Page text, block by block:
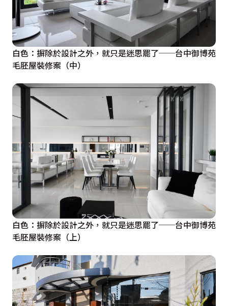
白色：摒除於設計之外，就只是迷思罷了──台中御博苑
毛胚屋裝修案（中）
白色：摒除於設計之外，就只是迷思罷了──台中御博苑
毛胚屋裝修案（上）